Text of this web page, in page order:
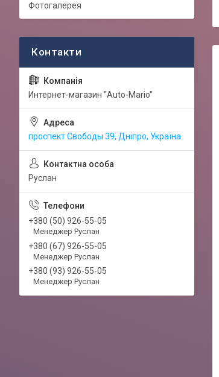
Фотогалерея
Интернет-магазин "Auto-Mario"
проспект Свободы 39, Дніпро, Україна
Руслан
+380 (50) 926-55-05
Менеджер Руслан
+380 (67) 926-55-05
Менеджер Руслан
+380 (93) 926-55-05
Менеджер Руслан